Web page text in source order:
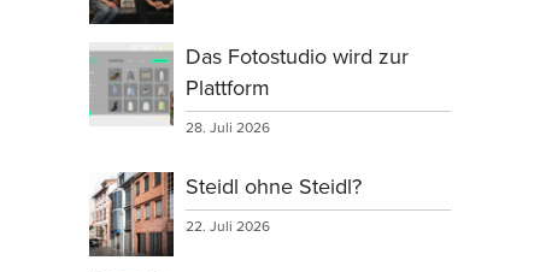
Das Fotostudio wird zur
Plattform
28. Juli 2026
Steidl ohne Steidl?
22. Juli 2026